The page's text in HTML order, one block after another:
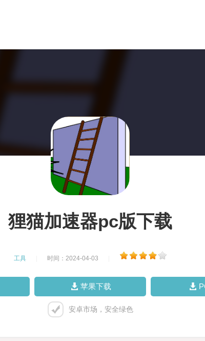
狸猫加速器pc版下载
工具 时间：2024-04-03
苹果下载
安卓市场，安全绿色